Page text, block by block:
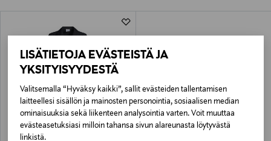
LISÄTIETOJA EVÄSTEISTÄ JA
YKSITYISYYDESTÄ
Valitsemalla “Hyväksy kaikki”, sallit evästeiden tallentamisen
laitteellesi sisällön ja mainosten personointia, sosiaalisen median
ominaisuuksia sekä liikenteen analysointia varten. Voit muuttaa
evästeasetuksiasi milloin tahansa sivun alareunasta löytyvästä
linkistä.
ALE –40%
COLUMBIA